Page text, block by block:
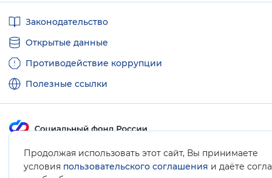
Продолжая использовать этот сайт, Вы принимаете
условия пользовательского соглашения и даёте
ссылкиЗаконодательство
Открытые данные
Противодействие коррупции
Полезные ссылки
Карта сайта